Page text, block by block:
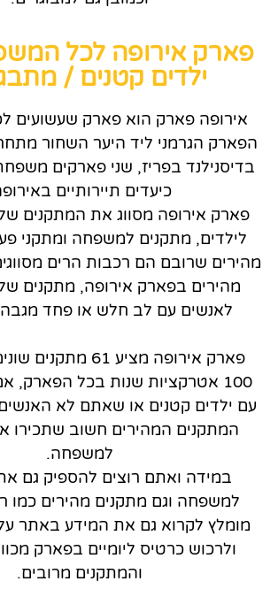
פארק אירופה לכל
ילדים קטנים /
אירופה פארק הוא פארק שעשועים
הפארק הגרמני ליד היער השחור
בדיסנילנד בפריז, שני פארקים
כיעדים תיירותיים
פארק אירופה מסווג את המתקנים
לילדים, מתקנים למשפחה ומתקני
מהירים שרובם הם רכבות הרים
מהירים בפארק אירופה, מתקנים
לאנשים עם לב חלש או פחד
פארק אירופה מציע 61
100 אטרקציות שנות בכל הפארק,
עם ילדים קטנים או שאתם לא
המתקנים המהירים חשוב שתכירו
למשפחה.
במידה ואתם רוצים להספיק גם
למשפחה וגם מתקנים מהירים כמו
מומלץ לקרוא גם את המידע באתר
ולרכוש כרטיס ליומיים בפארק
והמתקנים מרובים.